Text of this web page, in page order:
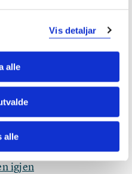
Vis detaljar
alle
alle
Sea
igjen